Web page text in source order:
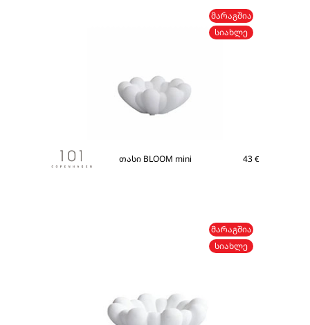
ᲛᲐᲠᲐᲒᲨᲘᲐ
ᲡᲘᲐᲮᲚᲔ
თასი BLOOM mini 43 €
ᲛᲐᲠᲐᲒᲨᲘᲐ
ᲡᲘᲐᲮᲚᲔ